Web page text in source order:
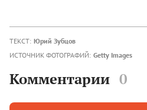
ТЕКСТ: Юрий Зубцов
ИСТОЧНИК ФОТОГРАФИЙ: Getty Images
Комментарии 0